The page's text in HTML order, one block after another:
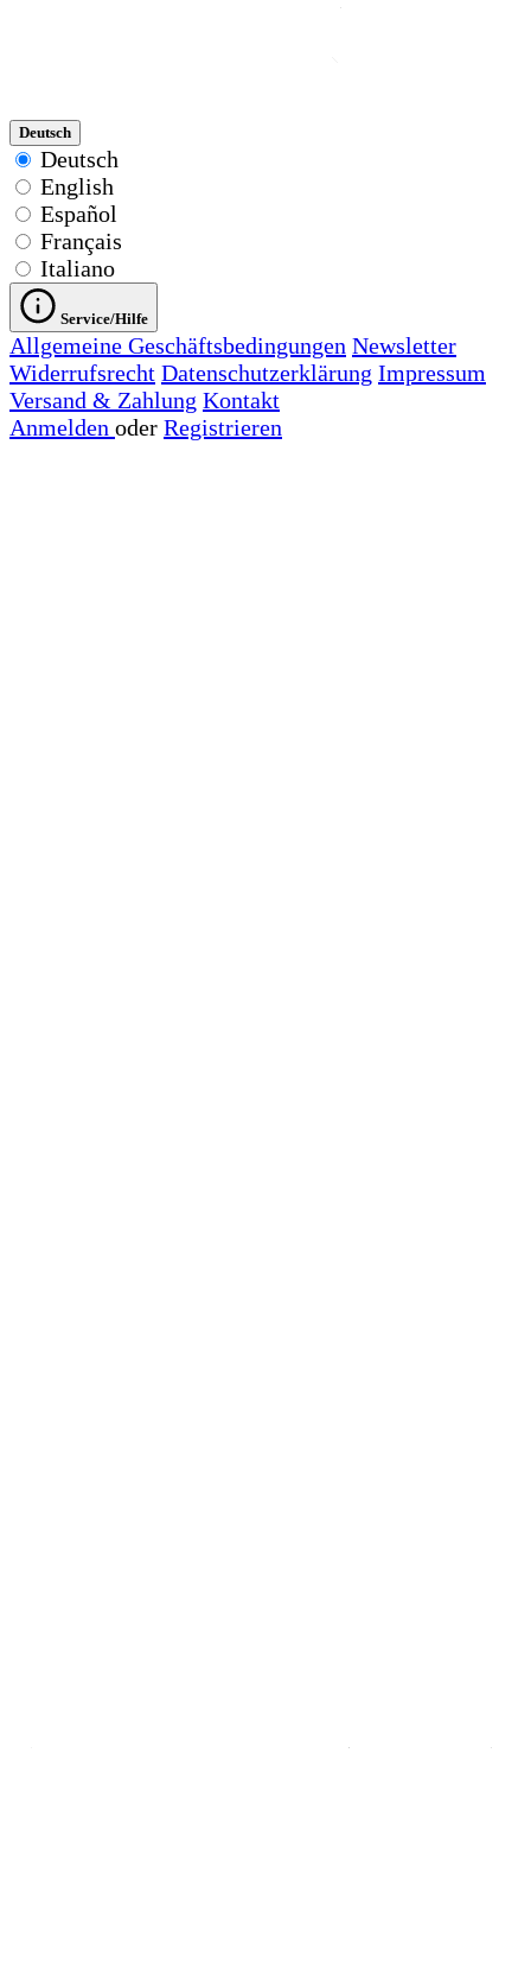
Deutsch
Deutsch
English
Español
Français
Italiano
Service/Hilfe
Allgemeine Geschäftsbedingungen Newsletter
Widerrufsrecht Datenschutzerklärung Impressum
Versand & Zahlung Kontakt
Anmelden oder Registrieren